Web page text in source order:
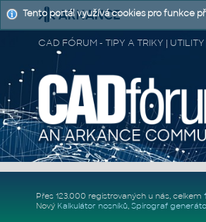
CAD FÓRUM - TIPY A TRIKY |
Přes 123.000 registrovaných u nás, celkem
Nový Kalkulátor nosníků, Spirograf
Tento portál využívá cookies pro funkce